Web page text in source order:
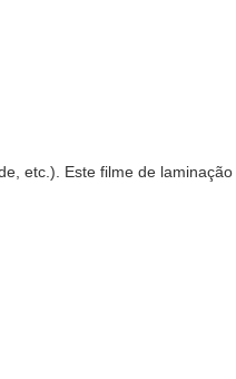
etc.). Este filme de